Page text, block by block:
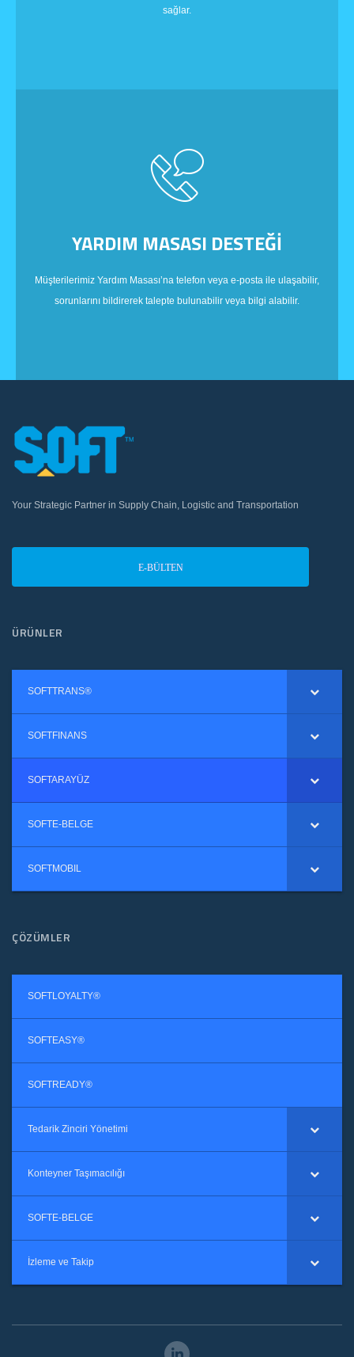
sağlar.
YARDIM MASASI DESTEĞİ
Müşterilerimiz Yardım Masası’na telefon veya e-posta ile ulaşabilir,
sorunlarını bildirerek talepte bulunabilir veya bilgi alabilir.
Your Strategic Partner in Supply Chain, Logistic and Transportation
E-BÜLTEN
ÜRÜNLER
SOFTTRANS®
SOFTFINANS
SOFTARAYÜZ
SOFTE-BELGE
SOFTMOBIL
ÇÖZÜMLER
SOFTLOYALTY®
SOFTEASY®
SOFTREADY®
Tedarik Zinciri Yönetimi
Konteyner Taşımacılığı
SOFTE-BELGE
İzleme ve Takip